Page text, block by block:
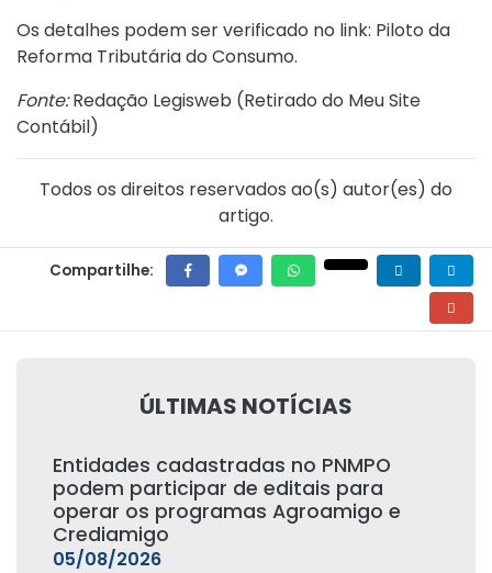
Os detalhes podem ser verificado no link: Piloto da
Reforma Tributária do Consumo.
Fonte:Redação Legisweb (Retirado do Meu Site
Contábil)
Todos os direitos reservados ao(s) autor(es) do
artigo.
Compartilhe:
ÚLTIMAS NOTÍCIAS
Entidades cadastradas no PNMPO
podem participar de editais para
operar os programas Agroamigo e
Crediamigo
05/08/2026